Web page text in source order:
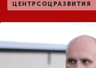
Приемная
комиссия
+7 (831) 262-26-20
ЦЕНТРСОЦРАЗВИТИЯ